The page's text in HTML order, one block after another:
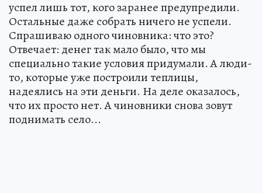
успел лишь тот, кого заранее предупредили.
Остальные даже собрать ничего не успели.
Спрашиваю одного чиновника: что это?
Отвечает: денег так мало было, что мы
специально такие условия придумали. А люди-
то, которые уже построили теплицы,
надеялись на эти деньги. На деле оказалось,
что их просто нет. А чиновники снова зовут
поднимать село...